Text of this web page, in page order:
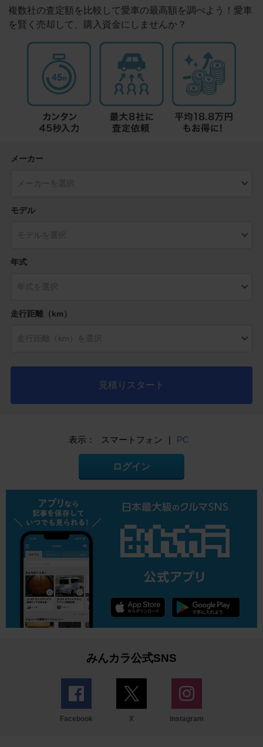
複数社の査定額を比較して愛車の最高額を調べよう！愛車
を賢く売却して、購入資金にしませんか？
メーカー
モデル
年式
走行距離（km）
見積りスタート
表示： スマートフォン | PC
ログイン
みんカラ公式SNS
Facebook X Instagram